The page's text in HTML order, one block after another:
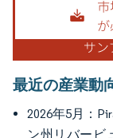
最近の産業動
2026年5月：
ン州リバービ